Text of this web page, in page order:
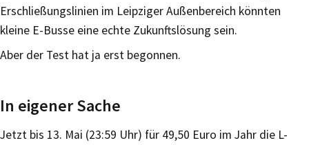
Erschließungslinien im Leipziger Außenbereich könnten
kleine E-Busse eine echte Zukunftslösung sein.
Aber der Test hat ja erst begonnen.
In eigener Sache
Jetzt bis 13. Mai (23:59 Uhr) für 49,50 Euro im Jahr die L-